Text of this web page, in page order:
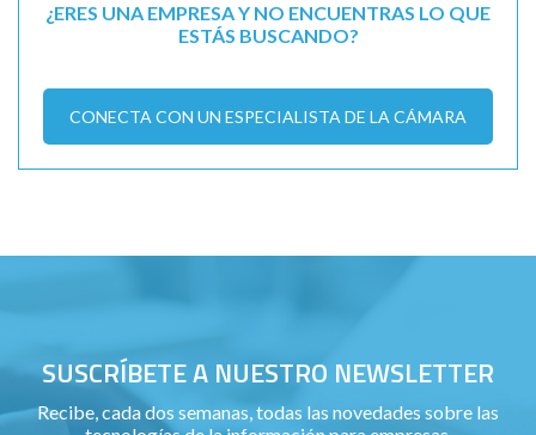
¿ERES UNA EMPRESA Y NO ENCUENTRAS LO QUE
ESTÁS BUSCANDO?
CONECTA CON UN ESPECIALISTA DE LA CÁMARA
SUSCRÍBETE A NUESTRO NEWSLETTER
Recibe, cada dos semanas, todas las novedades sobre las